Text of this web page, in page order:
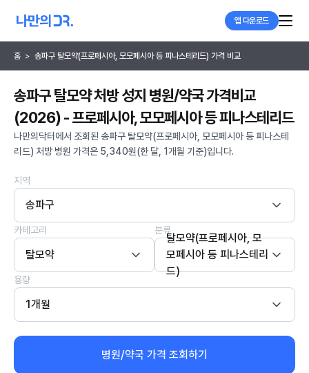
앱 다운로드
홈 > 송파구 탈모약(프로페시아, 모모페시아 등 피나스테리드) 가격 비교
송파구 탈모약 처방 성지 병원/약국 가격비교
(2026) - 프로페시아, 모모페시아 등 피나스테리드
나만의닥터에서 조회된 송파구 탈모약(프로페시아, 모모페시아 등 피나스테
리드) 처방 병원 가격은 5,340원(한 달, 1개월 기준)입니다.
지역
송파구
카테고리
탈모약
분류
탈모약(프로페시아, 모
모페시아 등 피나스테리
드)
용량
1개월
병원/약국 가격 조회하기